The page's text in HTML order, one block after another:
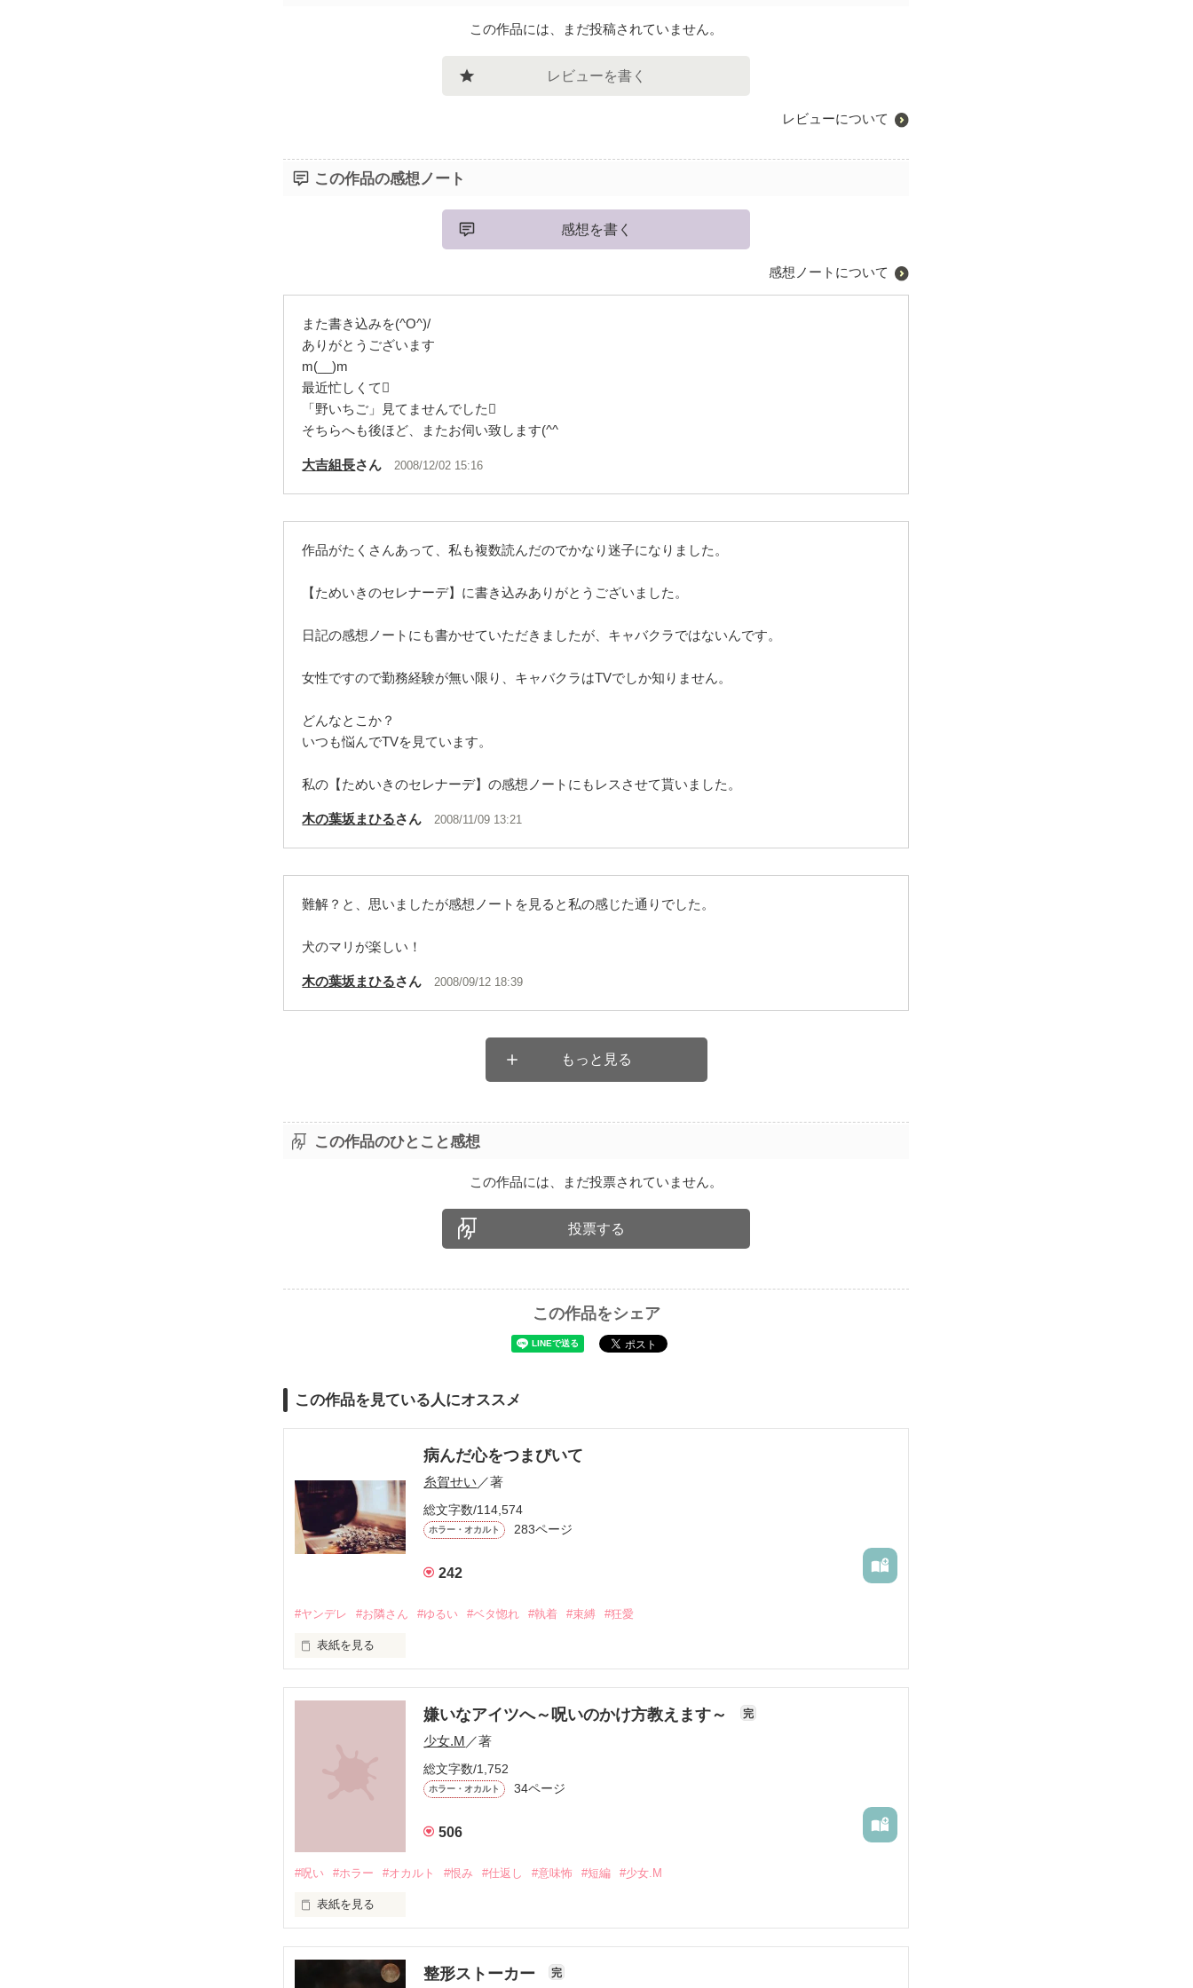
この作品には、まだ投稿されていません。
レビューを書く
レビューについて
この作品の感想ノート
感想を書く
感想ノートについて
また書き込みを(^O^)/
ありがとうございます
m(__)m
最近忙しくて
「野いちご」見てませんでした
そちらへも後ほど、またお伺い致します(^^ゞ
大吉組長さん 2008/12/02 15:16
作品がたくさんあって、私も複数読んだのでかなり迷子になりました。
【ためいきのセレナーデ】に書き込みありがとうございました。
日記の感想ノートにも書かせていただきましたが、キャバクラではないんです。
女性ですので勤務経験が無い限り、キャバクラはTVでしか知りません。
どんなとこか？
いつも悩んでTVを見ています。
私の【ためいきのセレナーデ】の感想ノートにもレスさせて貰いました。
木の葉坂まひるさん 2008/11/09 13:21
難解？と、思いましたが感想ノートを見ると私の感じた通りでした。
犬のマリが楽しい！
木の葉坂まひるさん 2008/09/12 18:39
もっと見る
この作品のひとこと感想
この作品には、まだ投票されていません。
投票する
この作品をシェア
この作品を見ている人にオススメ
病んだ心をつまびいて
糸賀せい ／著
総文字数/114,574
ホラー・オカルト 283ページ
242
#ヤンデレ #お隣さん #ゆるい #ベタ惚れ #執着 #束縛 #狂愛
表紙を見る
そんな告白をしてきたのは
寝てばかりのゆるいお隣さんだった。
●●●
嫌いなアイツへ～呪いのかけ方教えます～ 完
少女.M ／著
総文字数/1,752
ホラー・オカルト 34ページ
506
#呪い #ホラー #オカルト #恨み #仕返し #意味怖 #短編 #少女.M
表紙を見る
整形ストーカー 完